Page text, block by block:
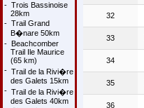
- Trois Bassinoise
28km
- Trail Grand
B�nare 50km
- Beachcomber
Trail Ile Maurice
(65 km)
- Trail de la Rivi�re
des Galets 15km
- Trail de la Rivi�re
des Galets 40km
32
33
34
35
36